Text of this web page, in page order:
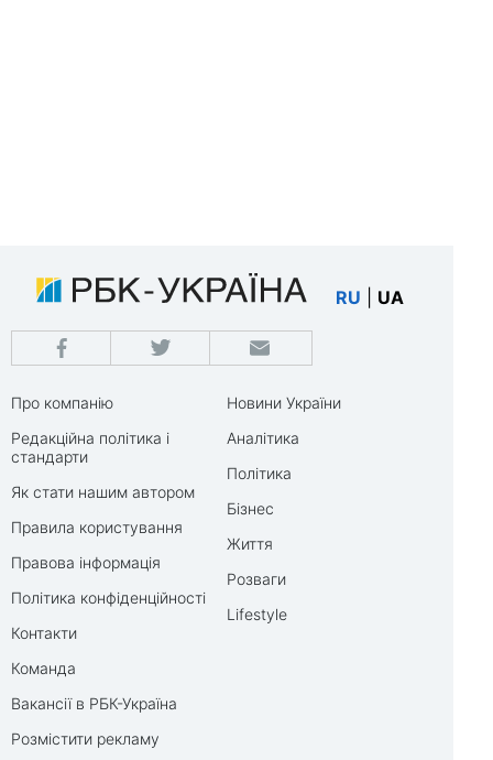
RU UA
Про компанію
Редакційна політика і
стандарти
Як стати нашим автором
Правила користування
Правова інформація
Політика конфіденційності
Контакти
Команда
Вакансії в РБК-Україна
Розмістити рекламу
Новини України
Аналітика
Політика
Бізнес
Життя
Розваги
Lifestyle